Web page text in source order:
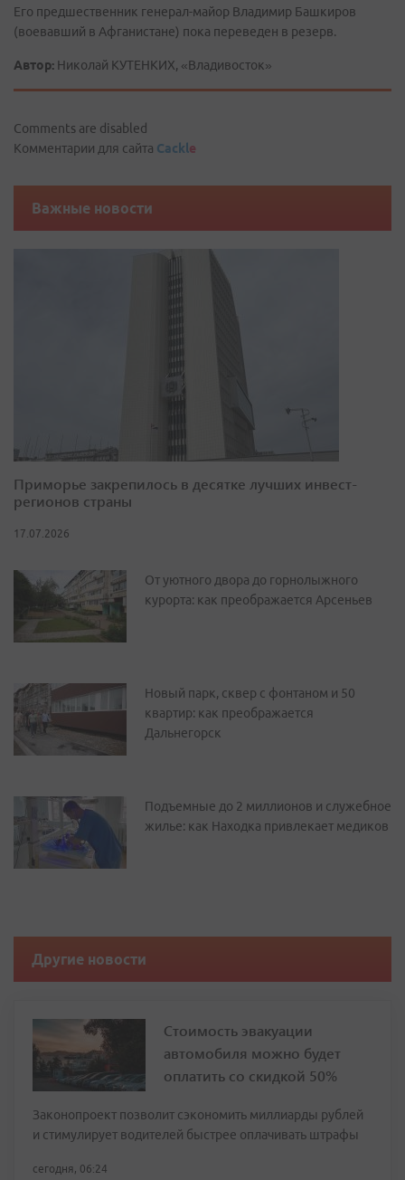
Его предшественник генерал-майор Владимир Башкиров
(воевавший в Афганистане) пока переведен в резерв.
Автор: Николай КУТЕНКИХ, «Владивосток»
Comments are disabled
Комментарии для сайта Cackle
Важные новости
Приморье закрепилось в десятке лучших инвест-
регионов страны
17.07.2026
От уютного двора до горнолыжного
курорта: как преображается Арсеньев
Новый парк, сквер с фонтаном и 50
квартир: как преображается
Дальнегорск
Подъемные до 2 миллионов и служебное
жилье: как Находка привлекает медиков
Другие новости
Стоимость эвакуации
автомобиля можно будет
оплатить со скидкой 50%
Законопроект позволит сэкономить миллиарды рублей
и стимулирует водителей быстрее оплачивать штрафы
сегодня, 06:24